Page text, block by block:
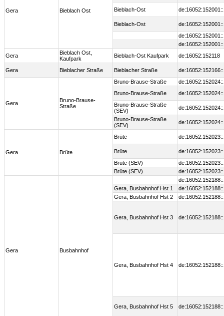
Gera Bieblach Ost
Bieblach-Ost
Bieblach-Ost
Gera
Bieblach Ost,
Kaufpark
Bieblach-Ost Kaufpark de:16052:152118
Gera Bieblacher Straße Bieblacher Straße
Gera
Bruno-Brause-
Straße
Bruno-Brause-Straße
Bruno-Brause-Straße
Bruno-Brause-Straße
(SEV)
Bruno-Brause-Straße
(SEV)
Gera Brüte
Brüte
Brüte
Brüte (SEV)
Brüte (SEV)
Gera Busbahnhof
Gera, Busbahnhof Hst 1
Gera, Busbahnhof Hst 2
Gera, Busbahnhof Hst 3
Gera, Busbahnhof Hst 4
Gera, Busbahnhof Hst 5